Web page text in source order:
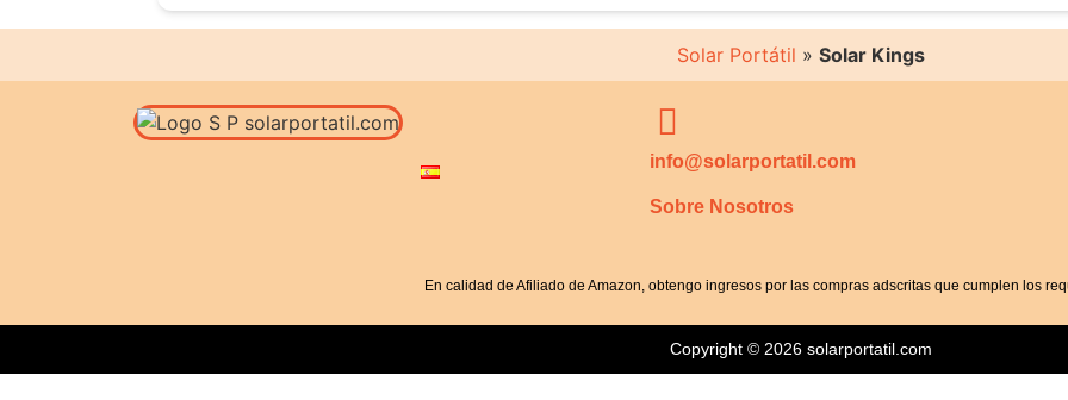
Solar Portátil » Solar Kings
info@solarportatil.com
Sobre Nosotros
En calidad de Afiliado de Amazon, obtengo ingresos por las compras adscritas que cumplen los
Copyright © 2026 solarportatil.com